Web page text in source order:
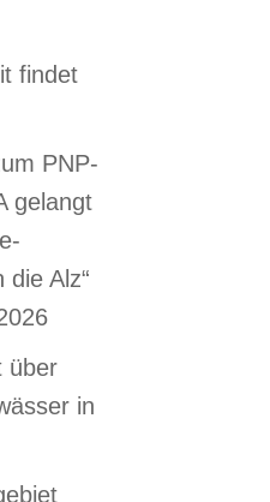
findet
PNP-
gelangt
die Alz“
über
in